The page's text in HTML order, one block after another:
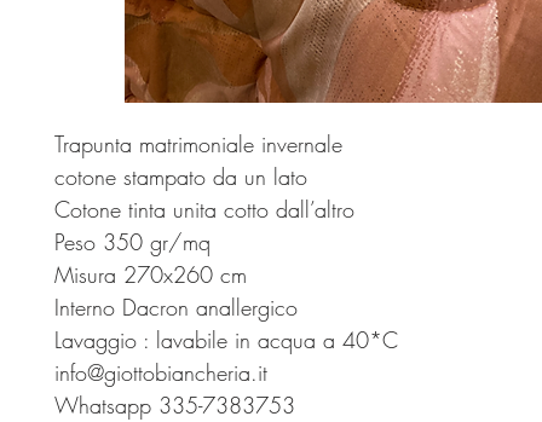
Trapunta matrimoniale invernale
cotone stampato da un lato
Cotone tinta unita cotto dall’altro
Peso 350 gr/mq
Misura 270x260 cm
Interno Dacron anallergico
Lavaggio : lavabile in acqua a 40*C
info@giottobiancheria.it
Whatsapp 335-7383753